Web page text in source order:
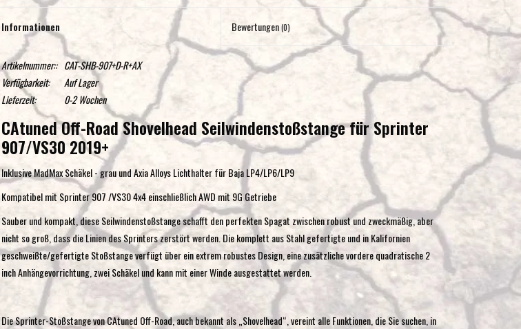
die
Eingabetaste,
Suchergebnis
gelangen.
Benutzer
Touchgeräten
können
Touch-
verwenden.
Informationen Bewertungen(0)
Artikelnummer:: CAT-SHB-907+D-R+AX
Verfügbarkeit:
Auf Lager
Lieferzeit:
0-2 Wochen
CAtuned Off-Road Shovelhead Seilwindenstoßstange für Sprinter
907/VS30 2019+
Inklusive MadMax Schäkel - grau und Axia Alloys Lichthalter für Baja LP4/LP6/LP9
Kompatibel mit Sprinter 907 /VS30 4x4 einschließlich AWD mit 9G Getriebe
Sauber und kompakt, diese Seilwindenstoßstange schafft den perfekten Spagat zwischen robust und zweckmäßig, aber
nicht so groß, dass die Linien des Sprinters zerstört werden. Die komplett aus Stahl gefertigte und in Kalifornien
geschweißte/gefertigte Stoßstange verfügt über ein extrem robustes Design, eine zusätzliche vordere quadratische 2
inch Anhängevorrichtung, zwei Schäkel und kann mit einer Winde ausgestattet werden.
Die Sprinter-Stoßstange von CAtuned Off-Road, auch bekannt als „Shovelhead“, vereint alle Funktionen, die Sie suchen, in